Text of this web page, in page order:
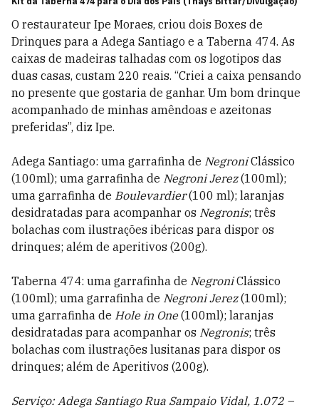
O restaurateur Ipe Moraes, criou dois Boxes de
Drinques para a Adega Santiago e a Taberna 474. As
caixas de madeiras talhadas com os logotipos das
duas casas, custam 220 reais. “Criei a caixa pensando
no presente que gostaria de ganhar. Um bom drinque
acompanhado de minhas amêndoas e azeitonas
preferidas”, diz Ipe.
Adega Santiago: uma garrafinha de NegroniClássico
(100ml); uma garrafinha de Negroni Jerez(100ml);
uma garrafinha de Boulevardier(100 ml); laranjas
desidratadas para acompanhar os Negronis; três
bolachas com ilustrações ibéricas para dispor os
drinques; além de aperitivos (200g).
Taberna 474: uma garrafinha de NegroniClássico
(100ml); uma garrafinha de Negroni Jerez(100ml);
uma garrafinha de Hole in One(100ml); laranjas
desidratadas para acompanhar os Negronis; três
bolachas com ilustrações lusitanas para dispor os
drinques; além de Aperitivos (200g).
Serviço:Adega Santiago Rua Sampaio Vidal, 1.072 –